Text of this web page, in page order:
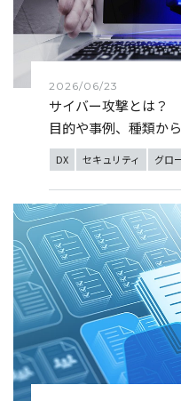
2026/06/23
サイバー攻撃とは？
目的や事例、種類か
DX セキュリティ グロ